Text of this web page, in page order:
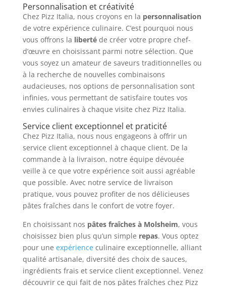
Personnalisation et créativité
Chez Pizz Italia, nous croyons en la personnalisation
de votre expérience culinaire. C’est pourquoi nous
vous offrons la libertéde créer votre propre chef-
d’œuvre en choisissant parmi notre sélection. Que
vous soyez un amateur de saveurs traditionnelles ou
à la recherche de nouvelles combinaisons
audacieuses, nos options de personnalisation sont
infinies, vous permettant de satisfaire toutes vos
envies culinaires à chaque visite chez Pizz Italia.
Service client exceptionnel et praticité
Chez Pizz Italia, nous nous engageons à offrir un
service client exceptionnel à chaque client. De la
commande à la livraison, notre équipe dévouée
veille à ce que votre expérience soit aussi agréable
que possible. Avec notre service de livraison
pratique, vous pouvez profiter de nos délicieuses
pâtes fraîches dans le confort de votre foyer.
En choisissant nos pâtes fraîches à Molsheim, vous
choisissez bien plus qu’un simple repas. Vous optez
pour une expérienceculinaire exceptionnelle, alliant
qualité artisanale, diversité des choix de sauces,
ingrédients frais et service client exceptionnel. Venez
découvrir ce qui fait de nos pâtes fraîches chez Pizz